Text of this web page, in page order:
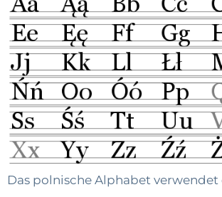
Das polnische Alphabet verwendet